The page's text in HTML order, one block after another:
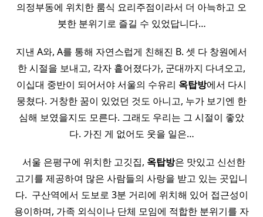
의정부동에 위치한 룸식 요리주점이라서 더 아늑하고 오
붓한 분위기로 즐길 수 있었답니다…
지낸 A와, A를 통해 자연스럽게 친해진 B. 셋 다 창원에서
한 시절을 보내고, 각자 흩어졌다가, 군대까지 다녀오고,
이십대 중반이 되어서야 서울의 수유리 옥탑방에서 다시
뭉쳤다. 거창한 꿈이 있었던 것도 아니고, 누가 보기엔 한
심해 보였을지도 모른다. 그래도 우리는 그 시절이 좋았
다. 가진 게 없어도 웃을 일은…
​ ​ 서울 은평구에 위치한 고깃집, 옥탑방은 맛있고 신선한
고기를 제공하여 많은 사람들의 사랑을 받고 있는 곳입니
다. ​ 구산역에서 도보로 3분 거리에 위치해 있어 접근성이
용이하며, 가족 외식이나 단체 모임에 적합한 분위기를 자